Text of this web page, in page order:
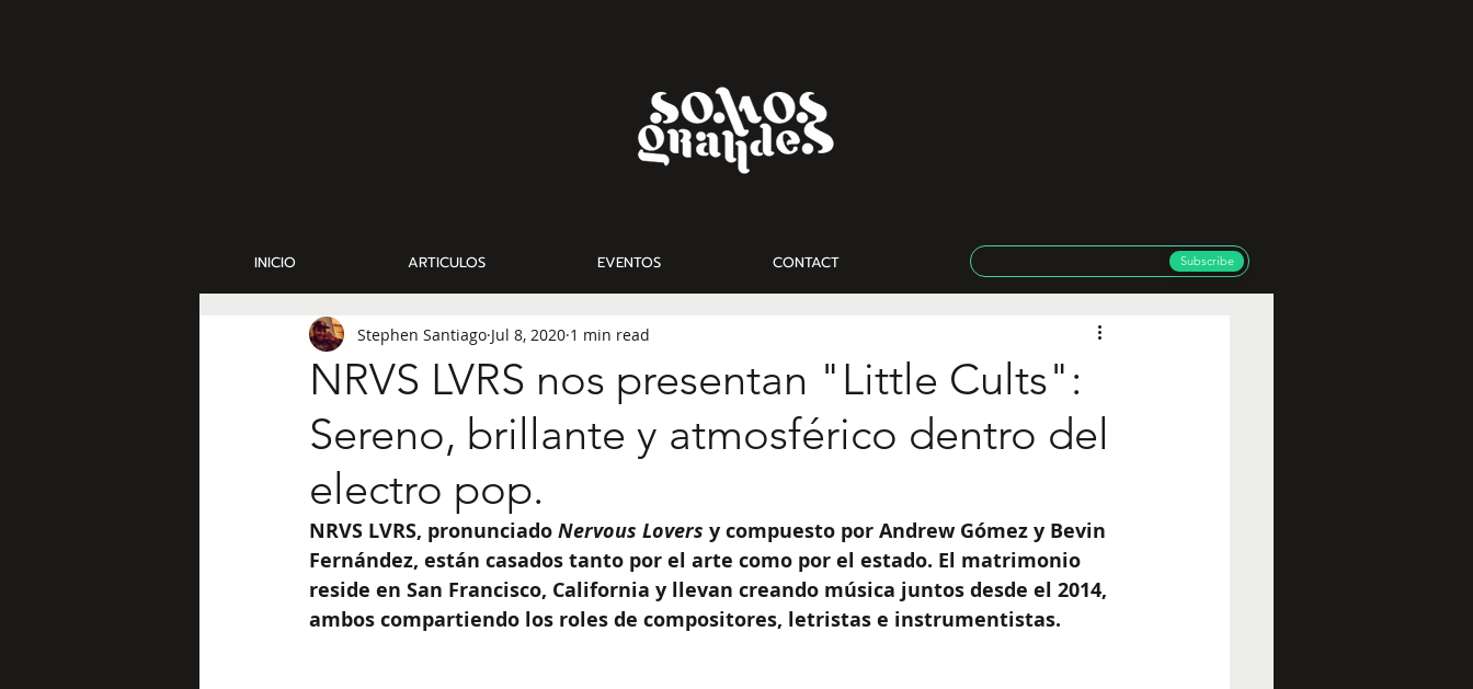
INICIO ARTICULOS EVENTOS CONTACT Subscribe
NRVS LVRS nos presentan "Little Cults":
Sereno, brillante y atmosférico dentro del
electro pop.
Stephen Santiago Jul 8, 2020 1 min read
NRVS LVRS, pronunciado Nervous Lovers y compuesto por Andrew Gómez y Bevin
Fernández, están casados tanto por el arte como por el estado. El matrimonio
reside en San Francisco, California y llevan creando música juntos desde el 2014,
ambos compartiendo los roles de compositores, letristas e instrumentistas.